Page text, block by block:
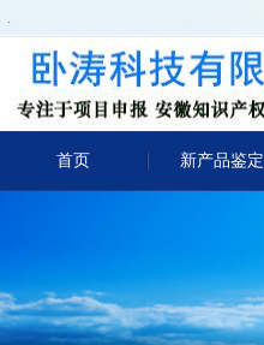
.
首页 新产品鉴定